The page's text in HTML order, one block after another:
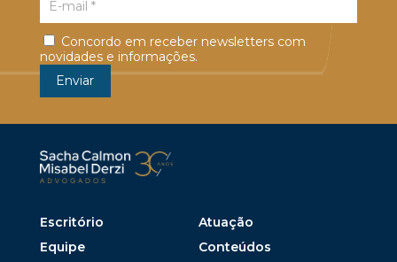
Concordo em receber newsletters com
novidades e informações.
Escritório
Atuação
Equipe
Conteúdos